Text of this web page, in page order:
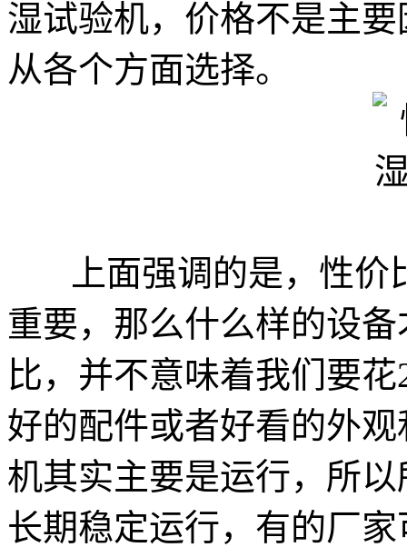
湿试验机，价格不是主
从各个方面选择。
上面强调的是，性价
重要，那么什么样的设
比，并不意味着我们要
好的配件或者好看的外
机其实主要是运行，所
长期稳定运行，有的厂